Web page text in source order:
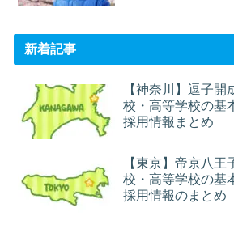
新着記事
【神奈川】逗子開
校・高等学校の基
採用情報まとめ
【東京】帝京八王
校・高等学校の基
採用情報のまとめ